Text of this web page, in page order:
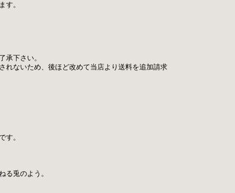
す。
承下さい。
れないため、後ほど改めて当店より送料を追加請求
す。
る兎のよう。